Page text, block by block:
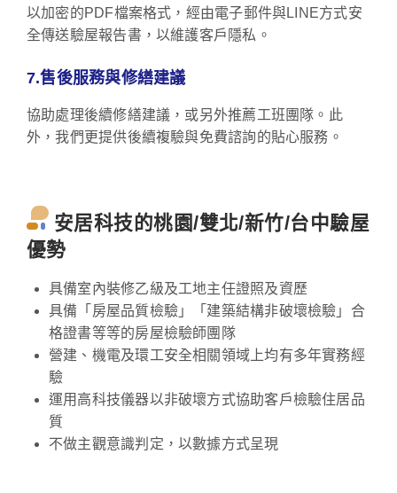
以加密的PDF檔案格式，經由電子郵件與LINE方式安
全傳送驗屋報告書，以維護客戶隱私。
7.售後服務與修繕建議
協助處理後續修繕建議，或另外推薦工班團隊。此
外，我們更提供後續複驗與免費諮詢的貼心服務。
安居科技的桃園/雙北/新竹/台中驗屋
優勢
具備室內裝修乙級及工地主任證照及資歷
具備「房屋品質檢驗」「建築結構非破壞檢驗」合
格證書等等的房屋檢驗師團隊
營建、機電及環工安全相關領域上均有多年實務經
驗
運用高科技儀器以非破壞方式協助客戶檢驗住居品
質
不做主觀意識判定，以數據方式呈現